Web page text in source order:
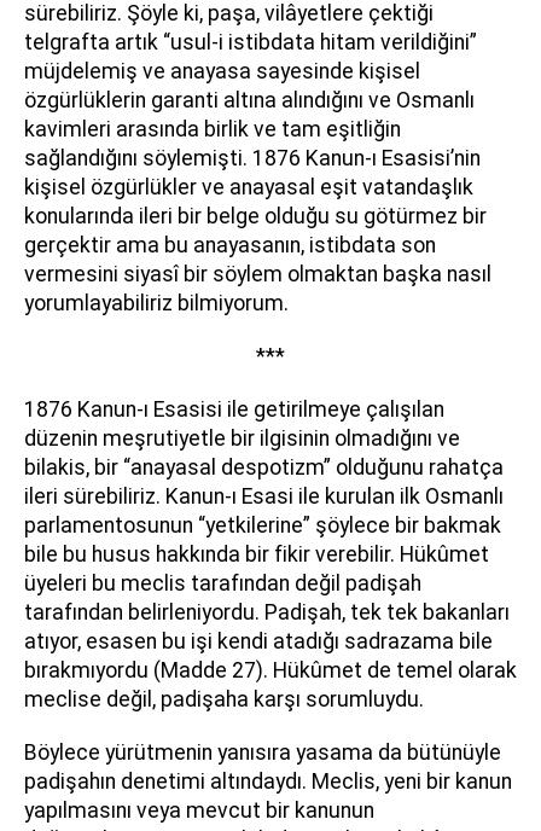
sürebiliriz. Şöyle ki, paşa, vilâyetlere çektiği
telgrafta artık “usul-i istibdata hitam verildiğini”
müjdelemiş ve anayasa sayesinde kişisel
özgürlüklerin garanti altına alındığını ve Osmanlı
kavimleri arasında birlik ve tam eşitliğin
sağlandığını söylemişti. 1876 Kanun-ı Esasisi’nin
kişisel özgürlükler ve anayasal eşit vatandaşlık
konularında ileri bir belge olduğu su götürmez bir
gerçektir ama bu anayasanın, istibdata son
vermesini siyasî bir söylem olmaktan başka nasıl
yorumlayabiliriz bilmiyorum.
***
1876 Kanun-ı Esasisi ile getirilmeye çalışılan
düzenin meşrutiyetle bir ilgisinin olmadığını ve
bilakis, bir “anayasal despotizm” olduğunu rahatça
ileri sürebiliriz. Kanun-ı Esasi ile kurulan ilk Osmanlı
parlamentosunun “yetkilerine” şöylece bir bakmak
bile bu husus hakkında bir fikir verebilir. Hükûmet
üyeleri bu meclis tarafından değil padişah
tarafından belirleniyordu. Padişah, tek tek bakanları
atıyor, esasen bu işi kendi atadığı sadrazama bile
bırakmıyordu (Madde 27). Hükûmet de temel olarak
meclise değil, padişaha karşı sorumluydu.
Böylece yürütmenin yanısıra yasama da bütünüyle
padişahın denetimi altındaydı. Meclis, yeni bir kanun
yapılmasını veya mevcut bir kanunun